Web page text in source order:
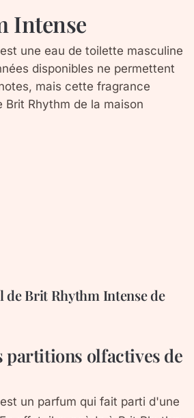
Intense
une eau de toilette masculine
disponibles ne permettent
mais cette fragrance
Brit Rhythm de la maison
Brit Rhythm Intense de
partitions olfactives de
un parfum qui fait parti d'une